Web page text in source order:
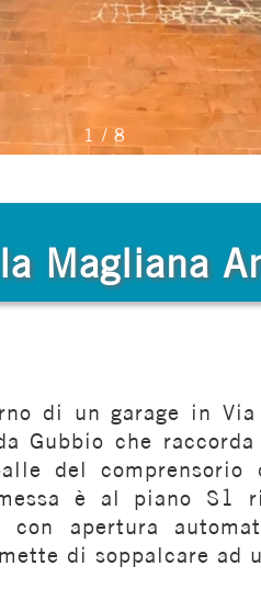
1 / 8
Magliana
di un garage in
che raccorda
del comprensorio
è al piano S1
con apertura
di soppalcare ad